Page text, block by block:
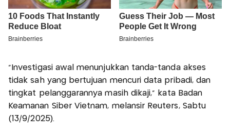
"Investigasi awal menunjukkan tanda-tanda akses
tidak sah yang bertujuan mencuri data pribadi, dan
tingkat pelanggarannya masih dikaji," kata Badan
Keamanan Siber Vietnam, melansir Reuters, Sabtu
(13/9/2025).